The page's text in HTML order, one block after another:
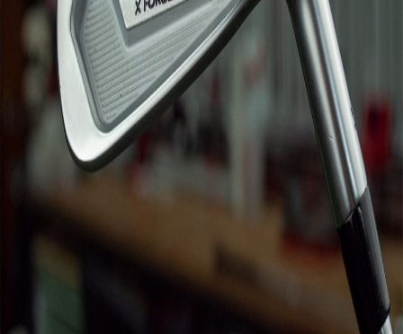
Our Team 私たちのチーム
Our Mission 私たちの使命
ABOUT US MyGolfSpyJapanとは？